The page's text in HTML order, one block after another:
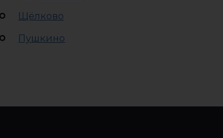
Щёлково
Пушкино